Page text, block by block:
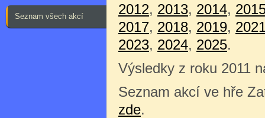
Seznam všech akcí
2012, 2013, 2014,
2017, 2018, 2019,
2023, 2024, 2025.
Výsledky z roku 2011
Seznam akcí ve hře
zde.